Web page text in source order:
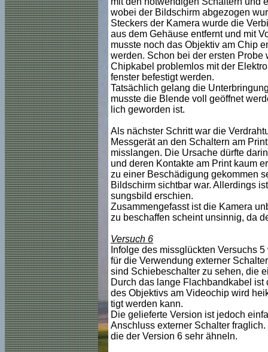
wobei der Bildschirm abgezogen
Steckers der Kamera wurde die
aus dem Gehäuse entfernt und mit
musste noch das Objektiv am Chip
werden. Schon bei der ersten
Chipkabel problemlos mit der
fenster befestigt werden.
Tatsächlich gelang die
musste die Blende voll geöffnet
lich geworden ist.
Als nächster Schritt war die
Messgerät an den Schaltern am
misslangen. Die Ursache dürfte
und deren Kontakte am Print kaum
zu einer Beschädigung gekommen
Bildschirm sichtbar war. Allerdings
sungsbild erschien.
Zusammengefasst ist die Kamera
zu beschaffen scheint unsinnig, da
Versuch 6
Infolge des missglückten Versuchs
für die Verwendung externer
sind Schiebeschalter zu sehen, die
Durch das lange Flachbandkabel
des Objektivs am Videochip wird
tigt werden kann.
Die gelieferte Version ist jedoch
Anschluss externer Schalter
die der Version 6 sehr ähneln.